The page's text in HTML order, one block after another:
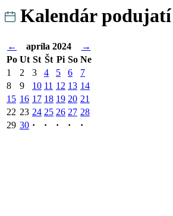
Kalendár podujatí
← apríla 2024
→
Po Ut St Št Pi So Ne
1
2 3 4 5 6
7
8
9 10 11 12 13 14
15 16 17 18 19 20 21
22 23 24 25 26 27 28
29 30 · · · · ·